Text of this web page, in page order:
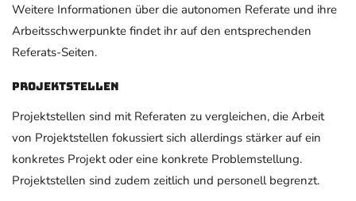
Weitere Informationen über die autonomen Referate und ihre
Arbeitsschwerpunkte findet ihr auf den entsprechenden
Referats-Seiten.
Projektstellen
Projektstellen sind mit Referaten zu vergleichen, die Arbeit
von Projektstellen fokussiert sich allerdings stärker auf ein
konkretes Projekt oder eine konkrete Problemstellung.
Projektstellen sind zudem zeitlich und personell begrenzt.